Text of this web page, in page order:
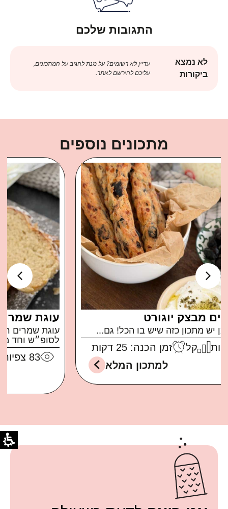
התגובות שלכם
לא נמצא
ביקורות
עדיין לא רשומים? על מנת להגיב על המתכונים,
עליכם להירשם לאתר.
מתכונים נוספים
עוגת שמרים ריקוטה ושקדים
עוגת שמרים ריקוטה ושקדים ממכרת ברמות בול
לסופ״ש וחד משמעית...
83 צפיות
זמן הכנה: 30 דקות
למתכון המלא